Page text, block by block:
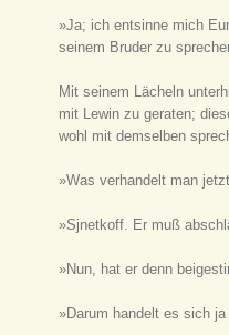
»Ja; ich entsinne mich
seinem Bruder zu
Mit seinem Lächeln
mit Lewin zu geraten;
wohl mit demselben
»Was verhandelt man
»Sjnetkoff. Er muß
»Nun, hat er denn
»Darum handelt es sich